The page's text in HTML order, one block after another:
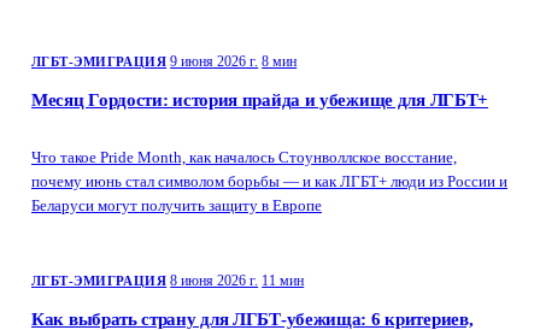
ЛГБТ-ЭМИГРАЦИЯ 9 июня 2026 г. 8 мин
Месяц Гордости: история прайда и убежище для ЛГБТ+
Что такое Pride Month, как началось Стоунволлское восстание,
почему июнь стал символом борьбы — и как ЛГБТ+ люди из России и
Беларуси могут получить защиту в Европе
ЛГБТ-ЭМИГРАЦИЯ 8 июня 2026 г. 11 мин
Как выбрать страну для ЛГБТ-убежища: 6 критериев,